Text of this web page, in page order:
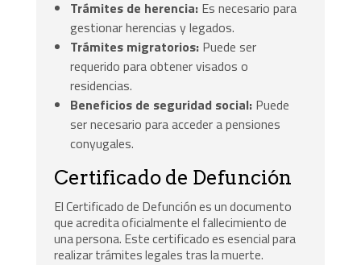
Trámites de herencia: Es necesario para
gestionar herencias y legados.
Trámites migratorios: Puede ser
requerido para obtener visados o
residencias.
Beneficios de seguridad social: Puede
ser necesario para acceder a pensiones
conyugales.
Certificado de Defunción
El Certificado de Defunción es un documento
que acredita oficialmente el fallecimiento de
una persona. Este certificado es esencial para
realizar trámites legales tras la muerte.